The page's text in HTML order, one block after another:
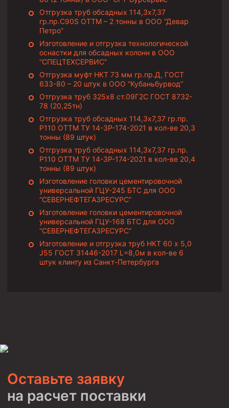
Муфта ОТТГ 146
Муфта ОТТГ 127
Муфта ОТТГ 114
Буровое оборудование
Фонтанная и запорная арматура
Оборудование для трубопроводов и манифольдов
высокого давления
Задвижки буровые
Буровые насосы
Противовыбросовое оборудование
Системы верхнего привода (СВП)
Элеваторы трубные
Буровые установки
Циркуляционные системы и оборудование для
приготовления и очистки бурового раствора
Технологическая оснастка обсадных колонн
Переводники
Кольца ограничительные ПЦ и ЦЦ
Отгрузка труб обсадных 114,3х7,37
гр.пр.C90S ОТТМ – 2 тонны в ООО “Девар
Петро”
Изготовление и отгрузка технологической
оснастки для обсадных колонн в ООО
“СПЕЦТЕХСЕРВИС”
Отгрузка муфт НКТ 73 мм гр.пр.Д, ГОСТ
633-80 – 20 штук в ООО “Кубаньбурвод”
Отгрузка труб 325х8 ст.09Г2С ГОСТ 8732-
78 (20,25тн)
Отгрузка труб обсадных 114,3х7,37 гр.пр.
Р110 ОТТМ ТУ 14-3Р-174-2021 в кол-ве 20,3
тонны (89 штук)
Отгрузка труб обсадных 114,3х7,37 гр.пр.
Р110 ОТТМ ТУ 14-3Р-174-2021 в кол-ве 20,4
тонны (89 штук)
Изготовление головки цементировочной
универсальной ГЦУ-245 БТС для ООО
“СЕВЕРНЕФТЕГАЗРЕСУРС”
Изготовление головки цементировочной
универсальной ГЦУ-168 БТС для ООО
“СЕВЕРНЕФТЕГАЗРЕСУРС”
Изготовление и отгрузка труб НКТ 60 х 5,0
J55 ГОСТ 31446-2017 L=8,0м в кол-ве 6
штук клинту из Санкт-Петербурга
Оставьте заявку
на расчет поставки